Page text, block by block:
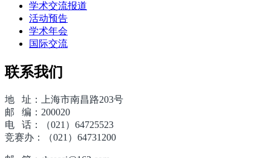
学术交流报道
活动预告
学术年会
国际交流
联系我们
地 址：上海市南昌路203号
邮 编：200020
电 话：（021）64725523
竞赛办：（021）64731200